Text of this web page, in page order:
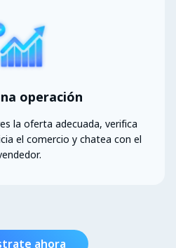
operación
la oferta adecuada, verifica
el comercio y chatea con el
ahora